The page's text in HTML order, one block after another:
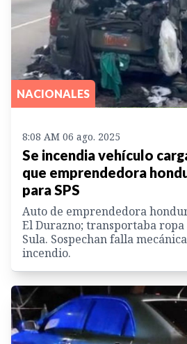
NACIONALES
8:08 AM 06 ago. 2025
Se incendia vehículo
que emprendedora
para SPS
Auto de emprendedora
El Durazno; transportaba ropa
Sula. Sospechan falla
incendio.